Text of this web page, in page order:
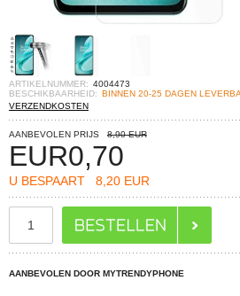
ARTIKELNUMMER: 4004473
BESCHIKBAARHEID: BINNEN 20-25 DAGEN
VERZENDKOSTEN
AANBEVOLEN PRIJS 8,90 EUR
EUR0,70
U BESPAART 8,20 EUR
AANBEVOLEN DOOR MYTRENDYPHONE